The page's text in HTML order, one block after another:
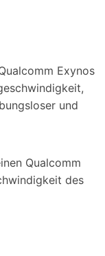
Exynos
und
Qualcomm
des